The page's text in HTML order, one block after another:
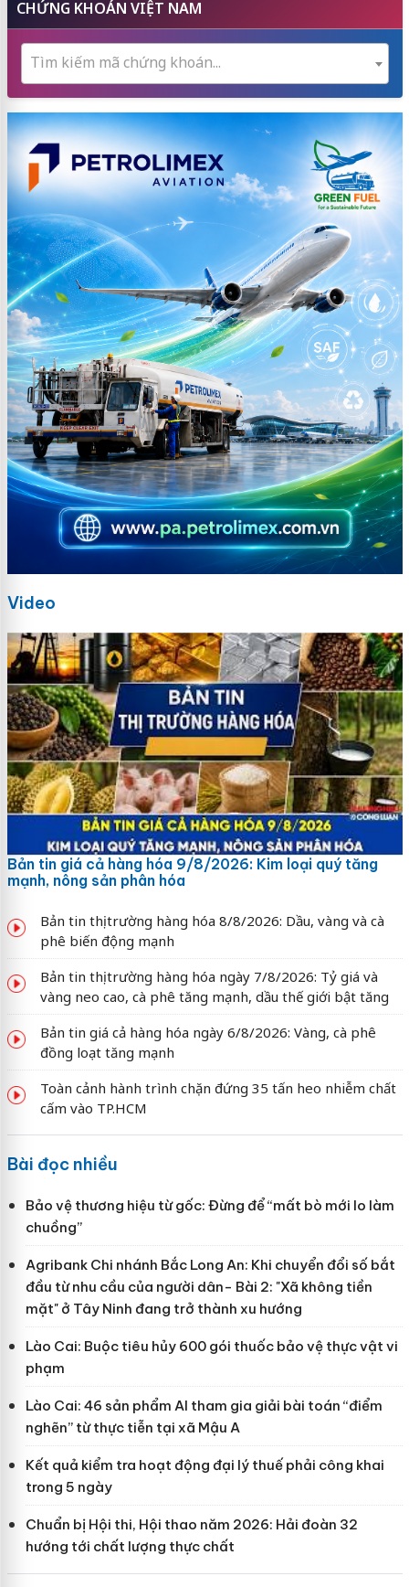
CHỨNG KHOÁN VIỆT NAM
Tìm kiếm mã chứng khoán...
Video
Bản tin giá cả hàng hóa 9/8/2026: Kim loại quý tăng
mạnh, nông sản phân hóa
Bản tin thị trường hàng hóa 8/8/2026: Dầu, vàng và cà
phê biến động mạnh
Bản tin thị trường hàng hóa ngày 7/8/2026: Tỷ giá và
vàng neo cao, cà phê tăng mạnh, dầu thế giới bật tăng
Bản tin giá cả hàng hóa ngày 6/8/2026: Vàng, cà phê
đồng loạt tăng mạnh
Toàn cảnh hành trình chặn đứng 35 tấn heo nhiễm chất
cấm vào TP.HCM
Bài đọc nhiều
Bảo vệ thương hiệu từ gốc: Đừng để “mất bò mới lo làm
chuồng”
Agribank Chi nhánh Bắc Long An: Khi chuyển đổi số bắt
đầu từ nhu cầu của người dân- Bài 2: "Xã không tiền
mặt" ở Tây Ninh đang trở thành xu hướng
Lào Cai: Buộc tiêu hủy 600 gói thuốc bảo vệ thực vật vi
phạm
Lào Cai: 46 sản phẩm AI tham gia giải bài toán “điểm
nghẽn” từ thực tiễn tại xã Mậu A
Kết quả kiểm tra hoạt động đại lý thuế phải công khai
trong 5 ngày
Chuẩn bị Hội thi, Hội thao năm 2026: Hải đoàn 32
hướng tới chất lượng thực chất